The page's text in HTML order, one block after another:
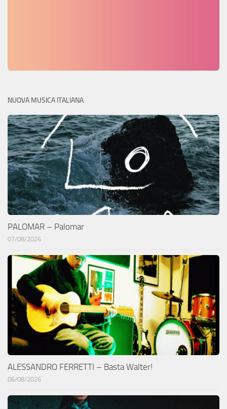
NUOVA MUSICA ITALIANA
PALOMAR – Palomar
07/08/2026
ALESSANDRO FERRETTI – Basta Walter!
06/08/2026